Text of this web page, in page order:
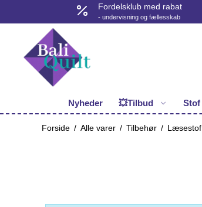
Fordelsklub med rabat
- undervisning og fællesskab
Nyheder 💥Tilbud Stof
Forside / Alle varer / Tilbehør / Læsestof